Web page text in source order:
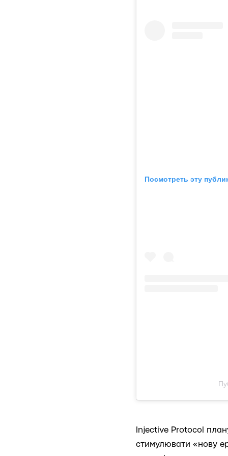
Посмотреть эту
Injective Protocol
стимулювати «нову